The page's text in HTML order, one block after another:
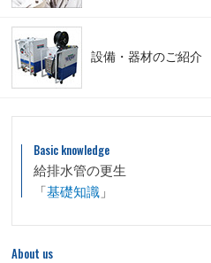
設備・器材のご紹介
Basic knowledge
給排水管の更生
「基礎知識 」
About us